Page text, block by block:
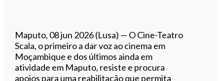
Maputo, 08 jun 2026 (Lusa) — O Cine-Teatro
Scala, o primeiro a dar voz ao cinema em
Moçambique e dos últimos ainda em
atividade em Maputo, resiste e procura
apoios para uma reabilitação que permita